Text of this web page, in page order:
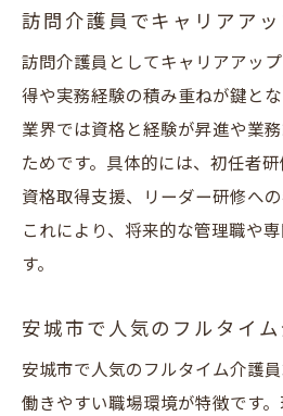
訪問介護員でキャリアア
訪問介護員としてキャリアアッ
得や実務経験の積み重ねが鍵と
業界では資格と経験が昇進や業
ためです。具体的には、初任者
資格取得支援、リーダー研修への
これにより、将来的な管理職や
す。
安城市で人気のフルタイ
安城市で人気のフルタイム介護
働きやすい職場環境が特徴です